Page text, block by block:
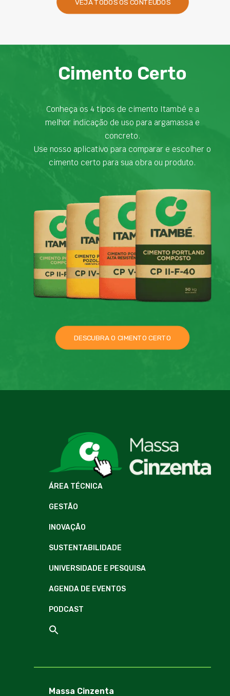
VEJA TODOS OS CONTEÚDOS
Cimento Certo
Conheça os 4 tipos de cimento Itambé e a
melhor indicação de uso para argamassa e
concreto.
Use nosso aplicativo para comparar e escolher o
cimento certo para sua obra ou produto.
DESCUBRA O CIMENTO CERTO
ÁREA TÉCNICA
GESTÃO
INOVAÇÃO
SUSTENTABILIDADE
UNIVERSIDADE E PESQUISA
AGENDA DE EVENTOS
PODCAST
Massa Cinzenta